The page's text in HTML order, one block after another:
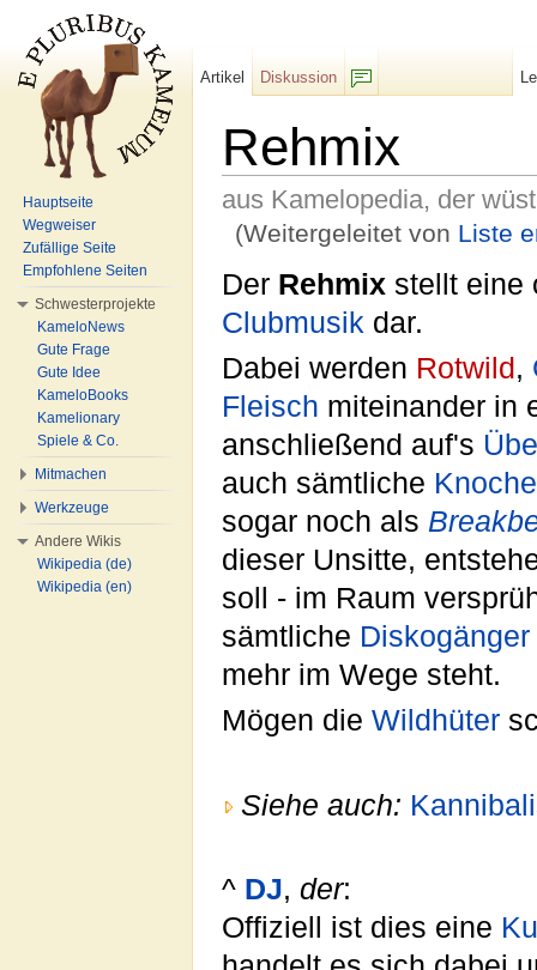
Rehmix
aus Kamelopedia, der
(Weitergeleitet von Liste
Der Rehmix stellt eine
Clubmusik dar.
Dabei werden Rotwild ,
Fleisch miteinander in
anschließend auf's
auch sämtliche
sogar noch als
dieser Unsitte,
soll - im Raum
sämtliche Diskogänger
mehr im Wege steht.
Mögen die Wildhüter
Siehe auch:
^ DJ, der:
Offiziell ist dies eine
Artikel
Diskussion
Hauptseite
Wegweiser
Zufällige Seite
Empfohlene Seiten
Schwesterprojekte
KameloNews
Gute Frage
Gute Idee
KameloBooks
Kamelionary
Spiele & Co.
Mitmachen
Werkzeuge
Andere Wikis
Wikipedia (de)
Wikipedia (en)